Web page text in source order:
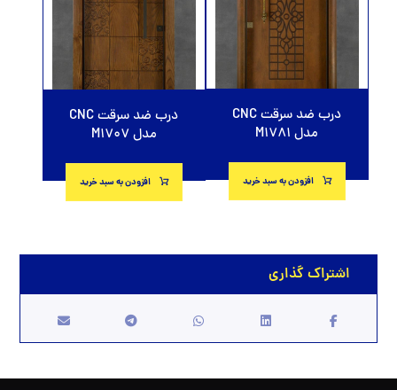
درب ضد سرقت CNC
مدل M1781
افزودن به سبد خرید
درب ضد سرقت CNC
مدل M1707
افزودن به سبد خرید